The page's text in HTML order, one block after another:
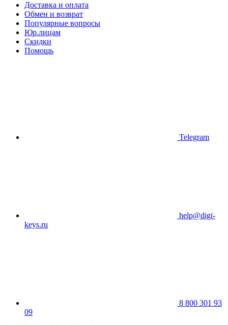
Доставка и оплата
Обмен и возврат
Популярные вопросы
Юр.лицам
Скидки
Помощь
Telegram
help@digi-
keys.ru
8 800 301 93
09